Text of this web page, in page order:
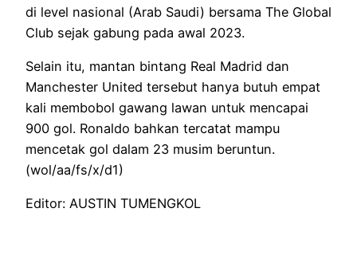
di level nasional (Arab Saudi) bersama The Global
Club sejak gabung pada awal 2023.
Selain itu, mantan bintang Real Madrid dan
Manchester United tersebut hanya butuh empat
kali membobol gawang lawan untuk mencapai
900 gol. Ronaldo bahkan tercatat mampu
mencetak gol dalam 23 musim beruntun.
(wol/aa/fs/x/d1)
Editor: AUSTIN TUMENGKOL